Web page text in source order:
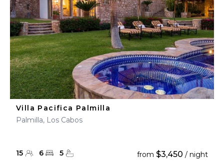
Villa Pacifica Palmilla
Palmilla, Los Cabos
15 6 5 from $3,450 / night